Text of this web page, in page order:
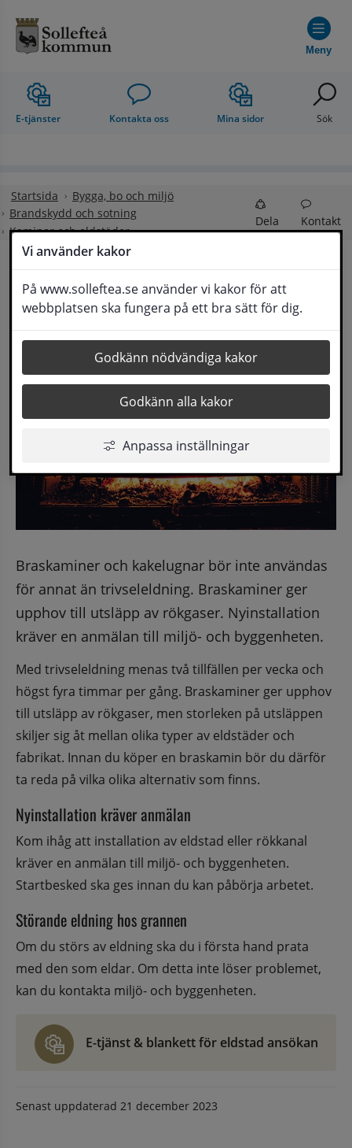
Vi använder kakor
På www.solleftea.se använder vi kakor för att
webbplatsen ska fungera på ett bra sätt för dig.
Godkänn nödvändiga kakor
Godkänn alla kakor
Anpassa inställningar
Meny
E-tjänster Kontakta oss Mina sidor Sök
Startsida
Bygga, bo och miljö
Brandskydd och sotning
Kaminer och eldstäder
Dela Kontakt
Kaminer och eldstäder
Braskaminer och kakelugnar bör inte användas
för annat än trivseleldning. Braskaminer ger
upphov till utsläpp av rökgaser. Nyinstallation
kräver en anmälan till miljö- och byggenheten.
Med trivseleldning menas två tillfällen per vecka och
högst fyra timmar per gång. Braskaminer ger upphov
till utsläpp av rökgaser, men storleken på utsläppen
skiljer sig åt mellan olika typer av eldstäder och
fabrikat. Innan du köper en braskamin bör du därför
ta reda på vilka olika alternativ som finns.
Nyinstallation kräver anmälan
Kom ihåg att installation av eldstad eller rökkanal
kräver en anmälan till miljö- och byggenheten.
Startbesked ska ges innan du kan påbörja arbetet.
Störande eldning hos grannen
Om du störs av eldning ska du i första hand prata
med den som eldar. Om detta inte löser problemet,
kan du kontakta miljö- och byggenheten.
E-tjänst & blankett för eldstad ansökan
Senast uppdaterad 21 december 2023